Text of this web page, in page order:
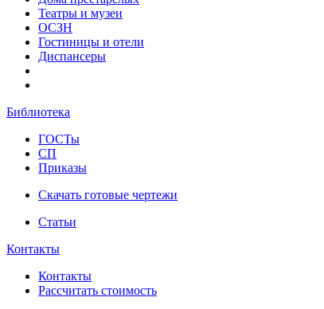
Театры и музеи
ОСЗН
Гостиницы и отели
Диспансеры
Библиотека
ГОСТы
СП
Приказы
Скачать готовые чертежи
Статьи
Контакты
Контакты
Рассчитать стоимость